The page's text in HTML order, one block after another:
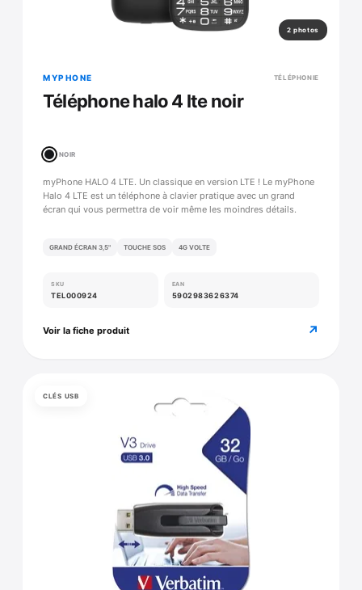
2 photos
MYPHONE TÉLÉPHONIE
Téléphone halo 4 lte noir
NOIR
myPhone HALO 4 LTE. Un classique en version LTE ! Le myPhone
Halo 4 LTE est un téléphone à clavier pratique avec un grand
écran qui vous permettra de voir même les moindres détails.
GRAND ÉCRAN 3,5" TOUCHE SOS 4G VOLTE
SKU
TEL000924
EAN
5902983626374
Voir la fiche produit ↗
CLÉS USB